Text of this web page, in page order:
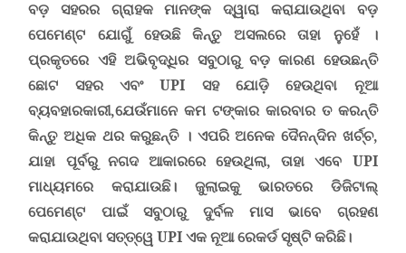
ବଡ଼ ସହରର ଗ୍ରାହକ ମାନଙ୍କ ଦ୍ୱାରା କରାଯାଉଥିବା ବଡ଼
ପେମେଣ୍ଟ ଯୋଗୁଁ ହେଉଛି କିନ୍ତୁ ଅସଲରେ ତାହା ନୁହେଁ ।
ପ୍ରକୃତରେ ଏହି ଅଭିବୃଦ୍ଧିର ସବୁଠାରୁ ବଡ଼ କାରଣ ହେଉଛନ୍ତି
ଛୋଟ ସହର ଏବଂUPI ସହ ଯୋଡ଼ି ହେଉଥିବା ନୂଆ
ବ୍ୟବହାରକାରୀ,ଯେଉଁମାନେ କମ ଟଙ୍କାର କାରବାର ତ କରନ୍ତି
କିନ୍ତୁ ଅଧିକ ଥର କରୁଛନ୍ତି । ଏପରି ଅନେକ ଦୈନନ୍ଦିନ ଖର୍ଚ୍ଚ,
ଯାହା ପୂର୍ବରୁ ନଗଦ ଆକାରରେ ହେଉଥିଲା,ତାହା ଏବେ UPI
ମାଧ୍ୟମରେ କରାଯାଉଛି।ଜୁଲାଇକୁ
ଭାରତରେ ଡିଜିଟାଲ୍
ପେମେଣ୍ଟ ପାଇଁ ସବୁଠାରୁ
ଦୁର୍ବଳ ମାସ
ଭାବେ ଗ୍ରହଣ
କରାଯାଉଥିବା ସତ୍ତ୍ୱେ UPIଏକ ନୂଆ ରେକର୍ଡ ସୃଷ୍ଟି କରିଛି।